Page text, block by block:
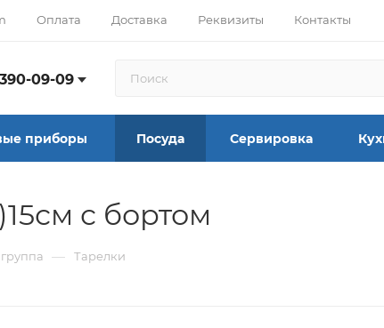
Оплата Доставка Реквизиты Контакты
09-09
приборы Посуда Сервировка
с бортом
— Тарелки